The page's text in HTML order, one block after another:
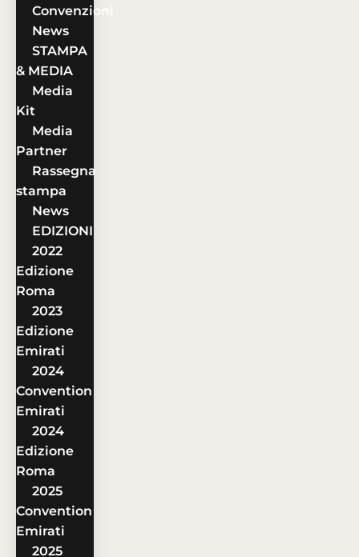
Convenzioni
News
STAMPA
& MEDIA
Media
Kit
Media
Partner
Rassegna
stampa
News
EDIZIONI
2022
Edizione
Roma
2023
Edizione
Emirati
2024
Convention
Emirati
2024
Edizione
Roma
2025
Convention
Emirati
2025